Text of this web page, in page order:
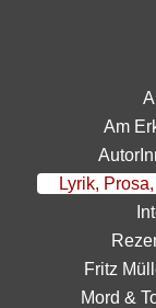
Am
Lyrik,
Fritz
Mord &